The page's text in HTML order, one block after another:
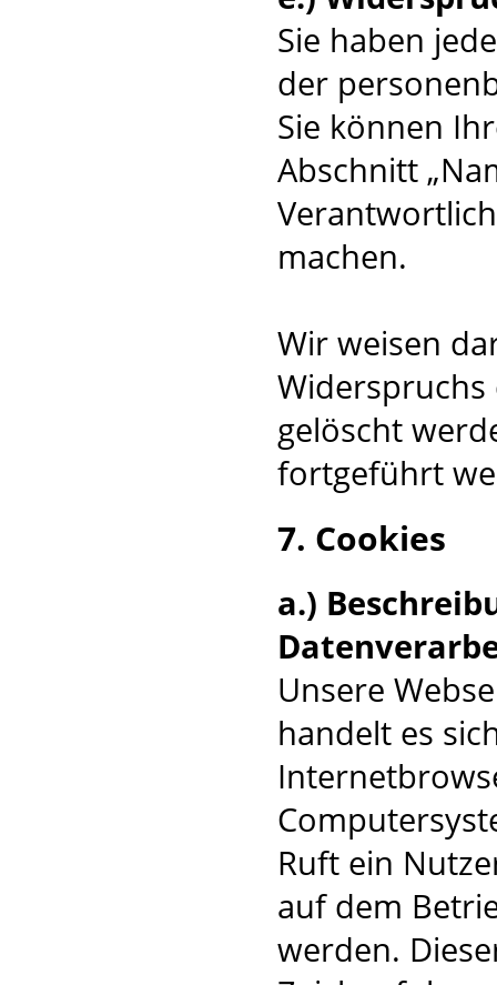
Sie haben
der
Sie können
Abschnitt
machen.
Wir weisen
gelöscht
fortgeführt
7. Cookies
a.)
Unsere
handelt es
Ruft ein
auf dem
werden.